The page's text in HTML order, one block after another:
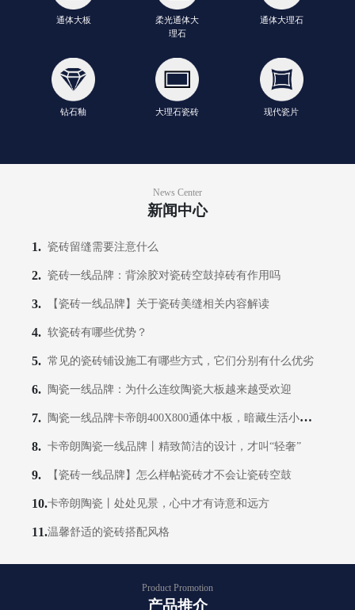
通体大板
柔光通体大
理石
通体大理石
钻石釉 大理石瓷砖 现代瓷片
News Center
新闻中心
瓷砖留缝需要注意什么
瓷砖一线品牌：背涂胶对瓷砖空鼓掉砖有作用吗
【瓷砖一线品牌】关于瓷砖美缝相关内容解读
软瓷砖有哪些优势？
常见的瓷砖铺设施工有哪些方式，它们分别有什么优劣
陶瓷一线品牌：为什么连纹陶瓷大板越来越受欢迎
陶瓷一线品牌卡帝朗400X800通体中板，暗藏生活小惊喜！
卡帝朗陶瓷一线品牌丨精致简洁的设计，才叫“轻奢”
【瓷砖一线品牌】怎么样帖瓷砖才不会让瓷砖空鼓
卡帝朗陶瓷丨处处见景，心中才有诗意和远方
温馨舒适的瓷砖搭配风格
Product Promotion
产品推介